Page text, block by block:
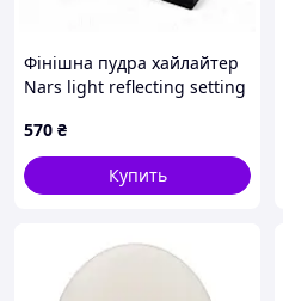
Фінішна пудра хайлайтер
Nars light reflecting setting
1.8 г
570 ₴
Купить